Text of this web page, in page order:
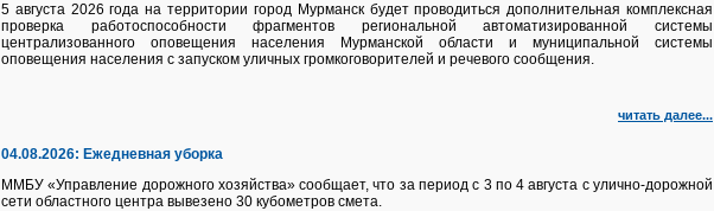
5 августа 2026 года на территории город Мурманск будет проводиться дополнительная комплексная
проверка работоспособности фрагментов региональной автоматизированной системы
централизованного оповещения населения Мурманской области и муниципальной системы
оповещения населения с запуском уличных громкоговорителей и речевого сообщения.
читать далее...
04.08.2026: Ежедневная уборка
ММБУ «Управление дорожного хозяйства» сообщает, что за период с 3 по 4 августа с улично‑дорожной
сети областного центра вывезено 30 кубометров смета.